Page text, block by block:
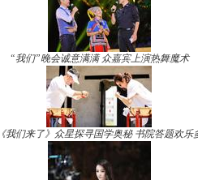
“我们”晚会诚意满满 众嘉宾上演热舞魔术
《我们来了》众星探寻国学奥秘 书院答题欢乐